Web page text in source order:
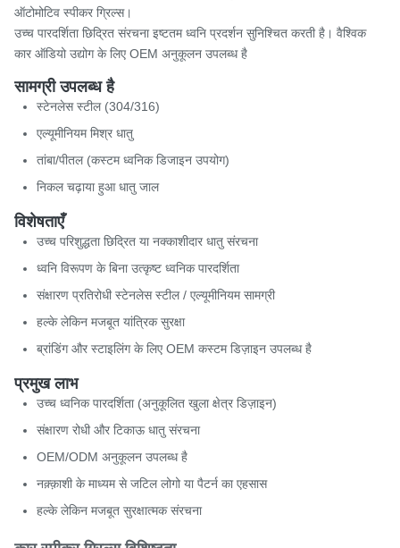
ऑटोमोटिव स्पीकर ग्रिल्स।
उच्च पारदर्शिता छिद्रित संरचना इष्टतम ध्वनि प्रदर्शन सुनिश्चित करती है। वैश्विक
कार ऑडियो उद्योग के लिए OEM अनुकूलन उपलब्ध है
सामग्री उपलब्ध है
स्टेनलेस स्टील (304/316)
एल्यूमीनियम मिश्र धातु
तांबा/पीतल (कस्टम ध्वनिक डिजाइन उपयोग)
निकल चढ़ाया हुआ धातु जाल
विशेषताएँ
उच्च परिशुद्धता छिद्रित या नक्काशीदार धातु संरचना
ध्वनि विरूपण के बिना उत्कृष्ट ध्वनिक पारदर्शिता
संक्षारण प्रतिरोधी स्टेनलेस स्टील / एल्यूमीनियम सामग्री
हल्के लेकिन मजबूत यांत्रिक सुरक्षा
ब्रांडिंग और स्टाइलिंग के लिए OEM कस्टम डिज़ाइन उपलब्ध है
प्रमुख लाभ
उच्च ध्वनिक पारदर्शिता (अनुकूलित खुला क्षेत्र डिज़ाइन)
संक्षारण रोधी और टिकाऊ धातु संरचना
OEM/ODM अनुकूलन उपलब्ध है
नक़्क़ाशी के माध्यम से जटिल लोगो या पैटर्न का एहसास
हल्के लेकिन मजबूत सुरक्षात्मक संरचना